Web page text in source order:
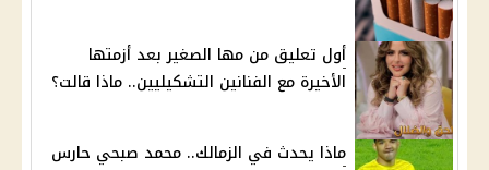
أول تعليق من مها الصغير بعد أزمتها
الأخيرة مع الفنانين التشكيليين.. ماذا قالت؟
ماذا يحدث في الزمالك.. محمد صبحي حارس